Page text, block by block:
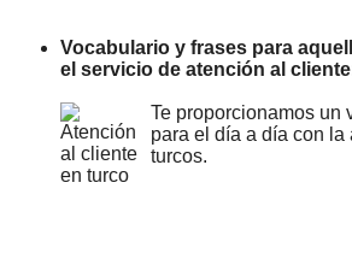
Vocabulario y frases para
el servicio de atención al
Te proporcionamos un
para el día a día con
turcos.